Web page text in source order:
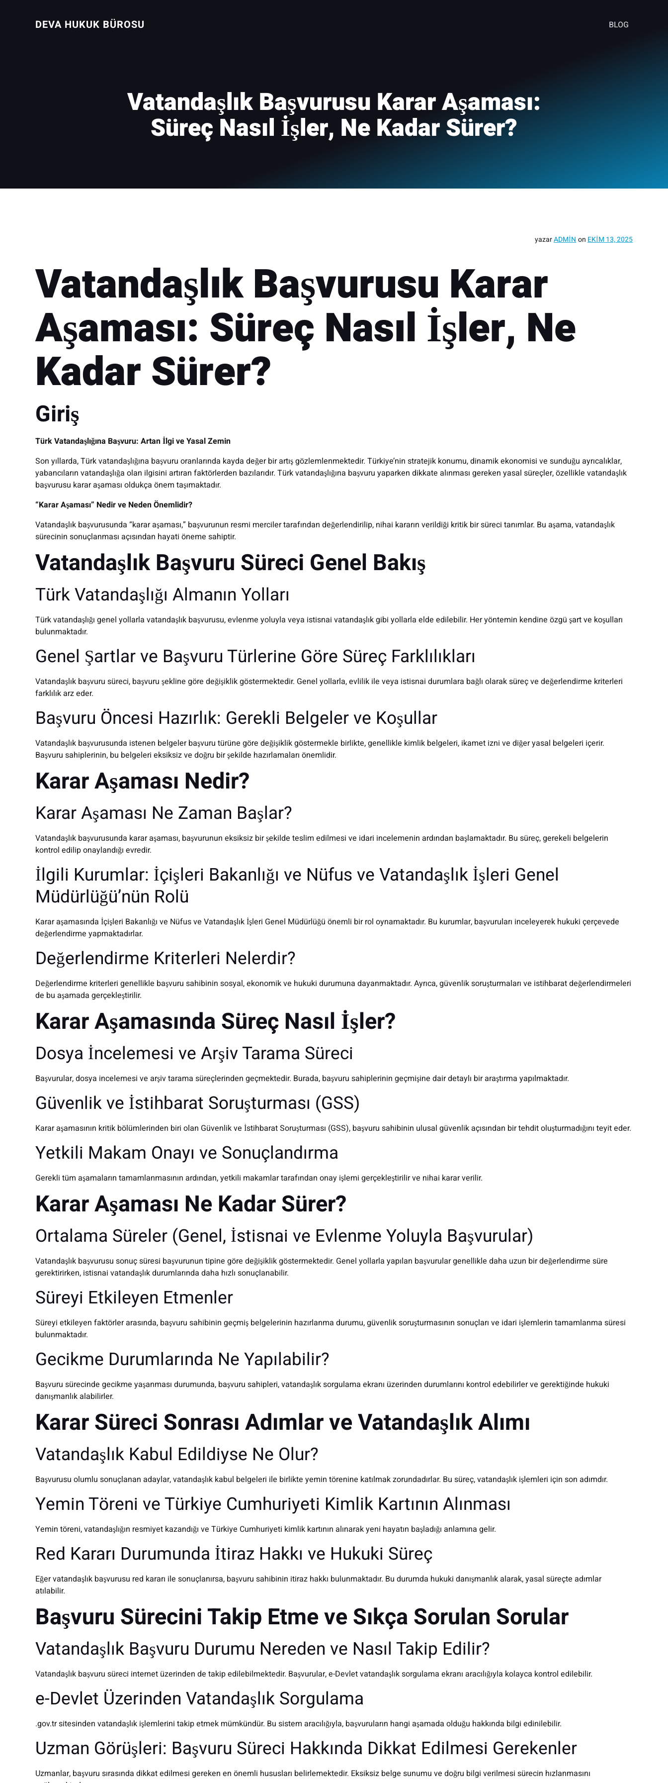
DEVA HUKUK BÜROSU BLOG
Vatandaşlık Başvurusu Karar Aşaması:
Süreç Nasıl İşler, Ne Kadar Sürer?
yazarADMIN on EKIM 13, 2025
Vatandaşlık Başvurusu Karar
Aşaması: Süreç Nasıl İşler, Ne
Kadar Sürer?
Giriş
Türk Vatandaşlığına Başvuru: Artan İlgi ve Yasal Zemin
Son yıllarda, Türk vatandaşlığına başvuru oranlarında kayda değer bir artış gözlemlenmektedir. Türkiye’nin stratejik konumu, dinamik ekonomisi ve sunduğu ayrıcalıklar,
yabancıların vatandaşlığa olan ilgisini artıran faktörlerden bazılarıdır. Türk vatandaşlığına başvuru yaparken dikkate alınması gereken yasal süreçler, özellikle vatandaşlık
başvurusu karar aşaması oldukça önem taşımaktadır.
“Karar Aşaması” Nedir ve Neden Önemlidir?
Vatandaşlık başvurusunda “karar aşaması,” başvurunun resmi merciler tarafından değerlendirilip, nihai kararın verildiği kritik bir süreci tanımlar. Bu aşama, vatandaşlık
sürecinin sonuçlanması açısından hayati öneme sahiptir.
Vatandaşlık Başvuru Süreci Genel Bakış
Türk Vatandaşlığı Almanın Yolları
Türk vatandaşlığı genel yollarla vatandaşlık başvurusu, evlenme yoluyla veya istisnai vatandaşlık gibi yollarla elde edilebilir. Her yöntemin kendine özgü şart ve koşulları
bulunmaktadır.
Genel Şartlar ve Başvuru Türlerine Göre Süreç Farklılıkları
Vatandaşlık başvuru süreci, başvuru şekline göre değişiklik göstermektedir. Genel yollarla, evlilik ile veya istisnai durumlara bağlı olarak süreç ve değerlendirme kriterleri
farklılık arz eder.
Başvuru Öncesi Hazırlık: Gerekli Belgeler ve Koşullar
Vatandaşlık başvurusunda istenen belgeler başvuru türüne göre değişiklik göstermekle birlikte, genellikle kimlik belgeleri, ikamet izni ve diğer yasal belgeleri içerir.
Başvuru sahiplerinin, bu belgeleri eksiksiz ve doğru bir şekilde hazırlamaları önemlidir.
Karar Aşaması Nedir?
Karar Aşaması Ne Zaman Başlar?
Vatandaşlık başvurusunda karar aşaması, başvurunun eksiksiz bir şekilde teslim edilmesi ve idari incelemenin ardından başlamaktadır. Bu süreç, gerekeli belgelerin
kontrol edilip onaylandığı evredir.
İlgili Kurumlar: İçişleri Bakanlığı ve Nüfus ve Vatandaşlık İşleri Genel
Müdürlüğü’nün Rolü
Karar aşamasında İçişleri Bakanlığı ve Nüfus ve Vatandaşlık İşleri Genel Müdürlüğü önemli bir rol oynamaktadır. Bu kurumlar, başvuruları inceleyerek hukuki çerçevede
değerlendirme yapmaktadırlar.
Değerlendirme Kriterleri Nelerdir?
Değerlendirme kriterleri genellikle başvuru sahibinin sosyal, ekonomik ve hukuki durumuna dayanmaktadır. Ayrıca, güvenlik soruşturmaları ve istihbarat değerlendirmeleri
de bu aşamada gerçekleştirilir.
Karar Aşamasında Süreç Nasıl İşler?
Dosya İncelemesi ve Arşiv Tarama Süreci
Başvurular, dosya incelemesi ve arşiv tarama süreçlerinden geçmektedir. Burada, başvuru sahiplerinin geçmişine dair detaylı bir araştırma yapılmaktadır.
Güvenlik ve İstihbarat Soruşturması (GSS)
Karar aşamasının kritik bölümlerinden biri olan Güvenlik ve İstihbarat Soruşturması (GSS), başvuru sahibinin ulusal güvenlik açısından bir tehdit oluşturmadığını teyit eder.
Yetkili Makam Onayı ve Sonuçlandırma
Gerekli tüm aşamaların tamamlanmasının ardından, yetkili makamlar tarafından onay işlemi gerçekleştirilir ve nihai karar verilir.
Karar Aşaması Ne Kadar Sürer?
Ortalama Süreler (Genel, İstisnai ve Evlenme Yoluyla Başvurular)
Vatandaşlık başvurusu sonuç süresi başvurunun tipine göre değişiklik göstermektedir. Genel yollarla yapılan başvurular genellikle daha uzun bir değerlendirme süre
gerektirirken, istisnai vatandaşlık durumlarında daha hızlı sonuçlanabilir.
Süreyi Etkileyen Etmenler
Süreyi etkileyen faktörler arasında, başvuru sahibinin geçmiş belgelerinin hazırlanma durumu, güvenlik soruşturmasının sonuçları ve idari işlemlerin tamamlanma süresi
bulunmaktadır.
Gecikme Durumlarında Ne Yapılabilir?
Başvuru sürecinde gecikme yaşanması durumunda, başvuru sahipleri, vatandaşlık sorgulama ekranı üzerinden durumlarını kontrol edebilirler ve gerektiğinde hukuki
danışmanlık alabilirler.
Karar Süreci Sonrası Adımlar ve Vatandaşlık Alımı
Vatandaşlık Kabul Edildiyse Ne Olur?
Başvurusu olumlu sonuçlanan adaylar, vatandaşlık kabul belgeleri ile birlikte yemin törenine katılmak zorundadırlar. Bu süreç, vatandaşlık işlemleri için son adımdır.
Yemin Töreni ve Türkiye Cumhuriyeti Kimlik Kartının Alınması
Yemin töreni, vatandaşlığın resmiyet kazandığı ve Türkiye Cumhuriyeti kimlik kartının alınarak yeni hayatın başladığı anlamına gelir.
Red Kararı Durumunda İtiraz Hakkı ve Hukuki Süreç
Eğer vatandaşlık başvurusu red kararı ile sonuçlanırsa, başvuru sahibinin itiraz hakkı bulunmaktadır. Bu durumda hukuki danışmanlık alarak, yasal süreçte adımlar
atılabilir.
Başvuru Sürecini Takip Etme ve Sıkça Sorulan Sorular
Vatandaşlık Başvuru Durumu Nereden ve Nasıl Takip Edilir?
Vatandaşlık başvuru süreci internet üzerinden de takip edilebilmektedir. Başvurular, e-Devlet vatandaşlık sorgulama ekranı aracılığıyla kolayca kontrol edilebilir.
e-Devlet Üzerinden Vatandaşlık Sorgulama
.gov.tr sitesinden vatandaşlık işlemlerini takip etmek mümkündür. Bu sistem aracılığıyla, başvuruların hangi aşamada olduğu hakkında bilgi edinilebilir.
Uzman Görüşleri: Başvuru Süreci Hakkında Dikkat Edilmesi Gerekenler
Uzmanlar, başvuru sırasında dikkat edilmesi gereken en önemli hususları belirlemektedir. Eksiksiz belge sunumu ve doğru bilgi verilmesi sürecin hızlanmasını